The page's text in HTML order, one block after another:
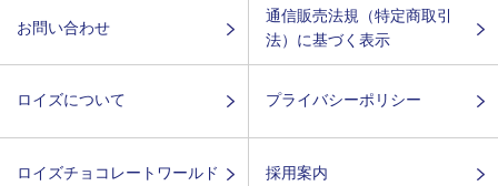
お問い合わせ
通信販売法規（特定商取引
法）に基づく表示
ロイズについて プライバシーポリシー
ロイズチョコレートワールド 採用案内